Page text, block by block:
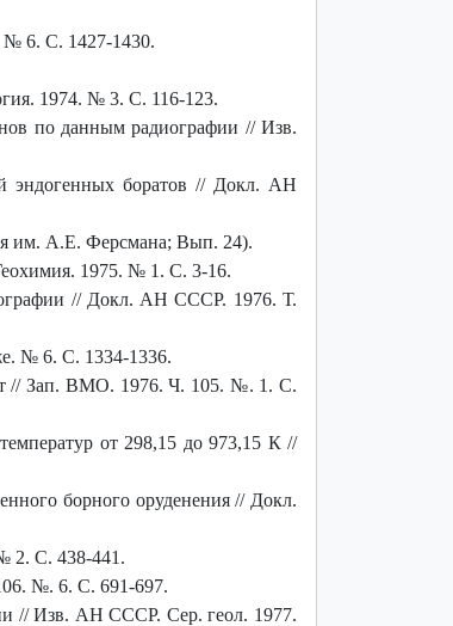
№ 6. С. 1427-1430.
1974. № 3. С. 116-123.
по данным радиографии // Изв.
эндогенных боратов // Докл. АН
им. А.Е. Ферсмана; Вып. 24).
1975. № 1. С. 3-16.
// Докл. АН СССР. 1976. Т.
№ 6. С. 1334-1336.
// Зап. ВМО. 1976. Ч. 105. №. 1. С.
от 298,15 до 973,15 К //
борного оруденения // Докл.
2. С. 438-441.
№. 6. С. 691-697.
// Изв. АН СССР. Сер. геол. 1977.